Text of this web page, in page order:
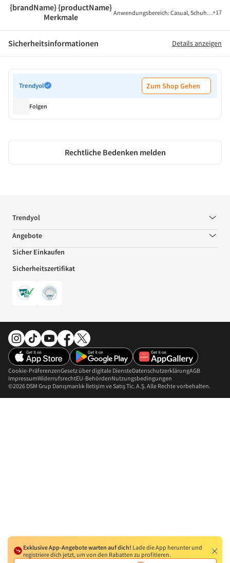
{brandName} {productName}
Merkmale
Anwendungsbereich: Casual, +17
Sicherheitsinformationen Details anzeigen
Trendyol Zum Shop Gehen
Folgen
Rechtliche Bedenken melden
Exklusive App-Angebote warten auf dich! Lade die App herunter und
registriere dich jetzt, um von den Rabatten zu profitieren.
Trendyol
Angebote
Sicher Einkaufen
Sicherheitszertifikat
©2026 DSM Grup Danışmanlık İletişim ve Satış Tic. A.Ş. Alle Rechte vorbehalten.
Cookie-PräferenzenGesetz über digitale DiensteDatenschutzerklärungAGB
ImpressumWiderrufsrechtEU-BehördenNutzungsbedingungen